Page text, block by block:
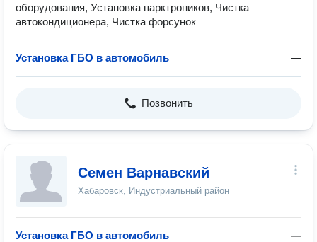
оборудования, Установка парктроников, Чистка
автокондиционера, Чистка форсунок
Установка ГБО в автомобиль —
Позвонить
Семен Варнавский
Хабаровск, Индустриальный район
Установка ГБО в автомобиль —